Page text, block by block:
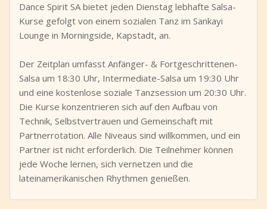
Dance Spirit SA bietet jeden Dienstag lebhafte Salsa-
Kurse gefolgt von einem sozialen Tanz im Sankayi
Lounge in Morningside, Kapstadt, an.
Der Zeitplan umfasst Anfänger- & Fortgeschrittenen-
Salsa um 18:30 Uhr, Intermediate-Salsa um 19:30 Uhr
und eine kostenlose soziale Tanzsession um 20:30 Uhr.
Die Kurse konzentrieren sich auf den Aufbau von
Technik, Selbstvertrauen und Gemeinschaft mit
Partnerrotation. Alle Niveaus sind willkommen, und ein
Partner ist nicht erforderlich. Die Teilnehmer können
jede Woche lernen, sich vernetzen und die
lateinamerikanischen Rhythmen genießen.